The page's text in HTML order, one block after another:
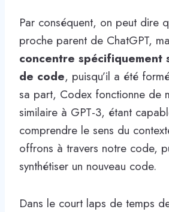
Par conséquent, on peut dire
proche parent de ChatGPT,
concentre spécifiquement
de code, puisqu’il a été
sa part, Codex fonctionne de
similaire à GPT-3, étant
comprendre le sens du
offrons à travers notre code,
synthétiser un nouveau code.
Dans le court laps de temps